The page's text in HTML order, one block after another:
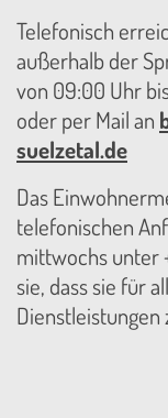
Telefonisch
außerhalb der
von 09:00 Uhr
oder per Mail an
suelzetal.de
Das
telefonischen
mittwochs unter
sie, dass sie für
Dienstleistungen